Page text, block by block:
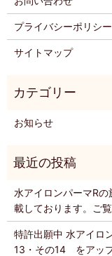
プライバシーポリシー
サイトマップ
お知らせ
水アイロンパーマR
載しております。ご覧
特許出願中 水アイロ
13・その14 をアッ